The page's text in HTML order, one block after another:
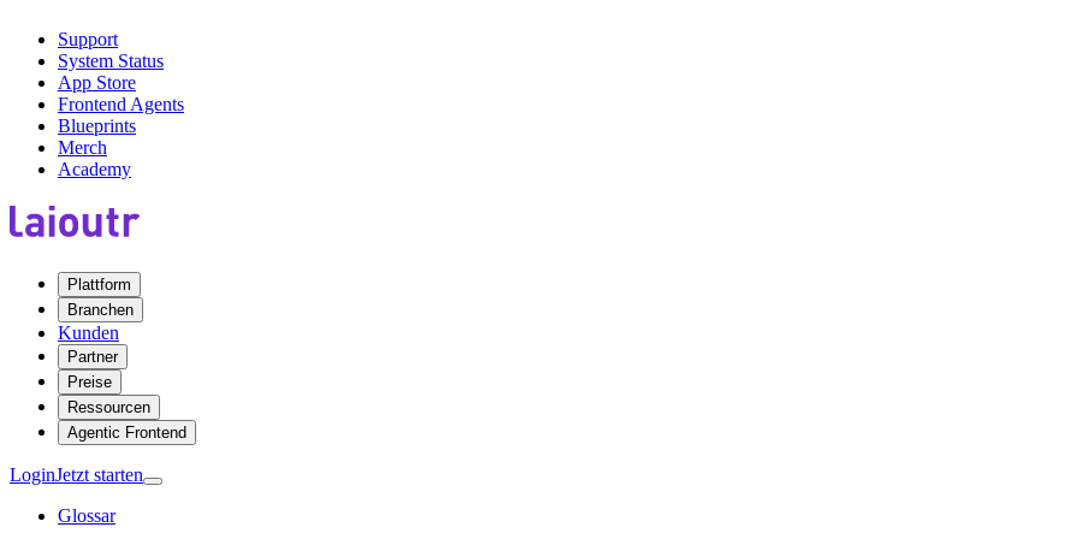
Support
System Status
App Store
Frontend Agents
Blueprints
Merch
Academy
Plattform
Branchen
Kunden
Partner
Preise
Ressourcen
Agentic Frontend
LoginJetzt starten
Glossar